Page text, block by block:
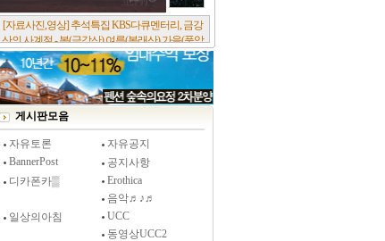
[서울포스트논단] 담배에 관한 추억, 연도별 우리
나라 금연정책 및 금연구역 확대 추이, 정부가 아
무리 더 해롭다고 사기를 쳐대도 피워 본 사람은
다 안다, 전자담배시장은 10년새 폭발적 증가세..
[시사저널 인터뷰] 윤방부 연세대 의대 명예교수,
"골초에게 전자담배를 허하라"
게시판모음
자유토론
자유공지
BannerPost
공지사항
디카폰카▒
Erothica
음악♬♪♬
일상의아침
UCC
동영상UCC2